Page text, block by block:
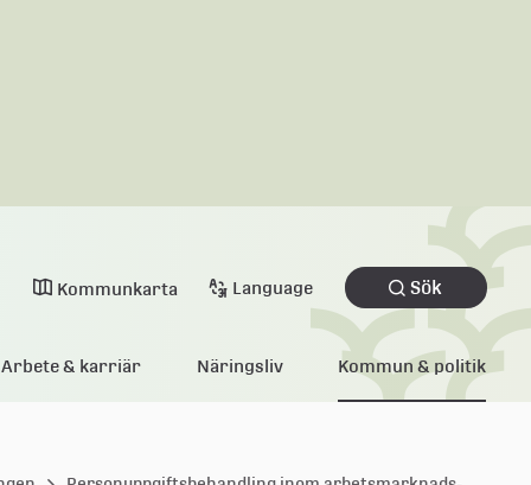
Kommunkarta Language Sök
Arbete & karriär Näringsliv Kommun & politik